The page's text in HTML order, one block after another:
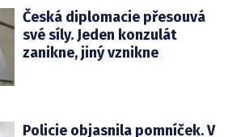
Česká diplomacie přesouvá
své síly. Jeden konzulát
zanikne, jiný vznikne
Policie objasnila pomníček. V